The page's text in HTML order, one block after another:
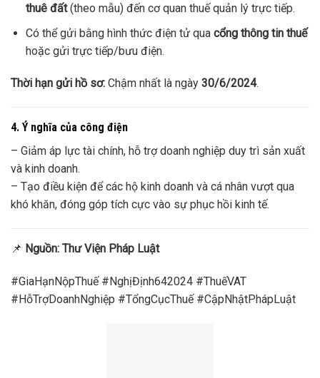
thuê đất(theo mẫu) đến cơ quan thuế quản lý trực tiếp.
Có thể gửi bằng hình thức điện tử qua cổng thông tin thuế
hoặc gửi trực tiếp/bưu điện.
Thời hạn gửi hồ sơ: Chậm nhất là ngày 30/6/2024.
4. Ý nghĩa của công điện
– Giảm áp lực tài chính, hỗ trợ doanh nghiệp duy trì sản xuất
và kinh doanh.
– Tạo điều kiện để các hộ kinh doanh và cá nhân vượt qua
khó khăn, đóng góp tích cực vào sự phục hồi kinh tế.
📌 Nguồn: Thư Viện Pháp Luật
#GiaHạnNộpThuế #NghịĐịnh642024 #ThuếVAT
#HỗTrợDoanhNghiệp #TổngCụcThuế #CậpNhậtPhápLuật